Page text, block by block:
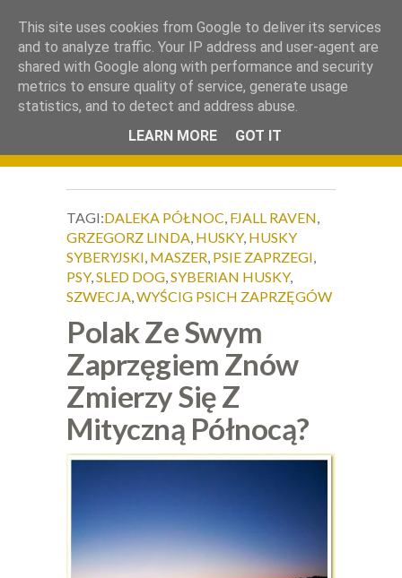
Okiem Obiektywu.
TAGI:DALEKA PÓŁNOC, FJALL RAVEN,
GRZEGORZ LINDA, HUSKY, HUSKY
SYBERYJSKI, MASZER, PSIE ZAPRZEGI,
PSY,SLED DOG,SYBERIAN HUSKY,
SZWECJA,WYŚCIG PSICH ZAPRZĘGÓW
Polak Ze Swym
Zaprzęgiem Znów
Zmierzy Się Z
Mityczną Północą?
This site uses cookies from Google to deliver its services
and to analyze traffic. Your IP address and user-agent are
shared with Google along with performance and security
metrics to ensure quality of service, generate usage
statistics, and to detect and address abuse.
LEARN MORE
GOT IT